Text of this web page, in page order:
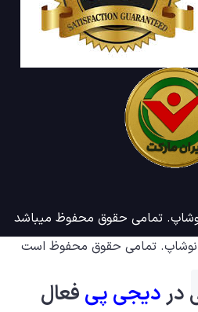
نوشاپ. تمامی حقوق محفوظ است
در دیجی پی فعال